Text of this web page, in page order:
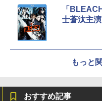
「
士蒼汰主演
もっと
おすすめ記事